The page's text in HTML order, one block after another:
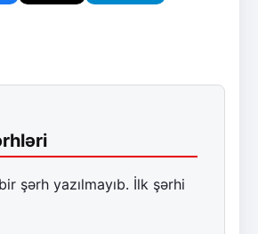
şərh yazılmayıb. İlk şərhi